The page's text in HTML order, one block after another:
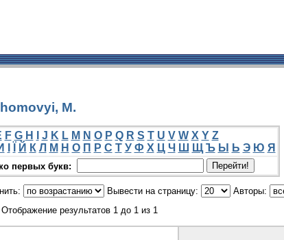
M.
F G H J K L M N O P Q R S T U V W X Y Z
Й К Л М Н О П Р С Т У Ф Х Ц Ч Ш Щ Ъ Ы Ь Э Ю Я
первых букв:
Вывести на страницу:
Авторы:
Отображение результатов 1 до 1 из 1